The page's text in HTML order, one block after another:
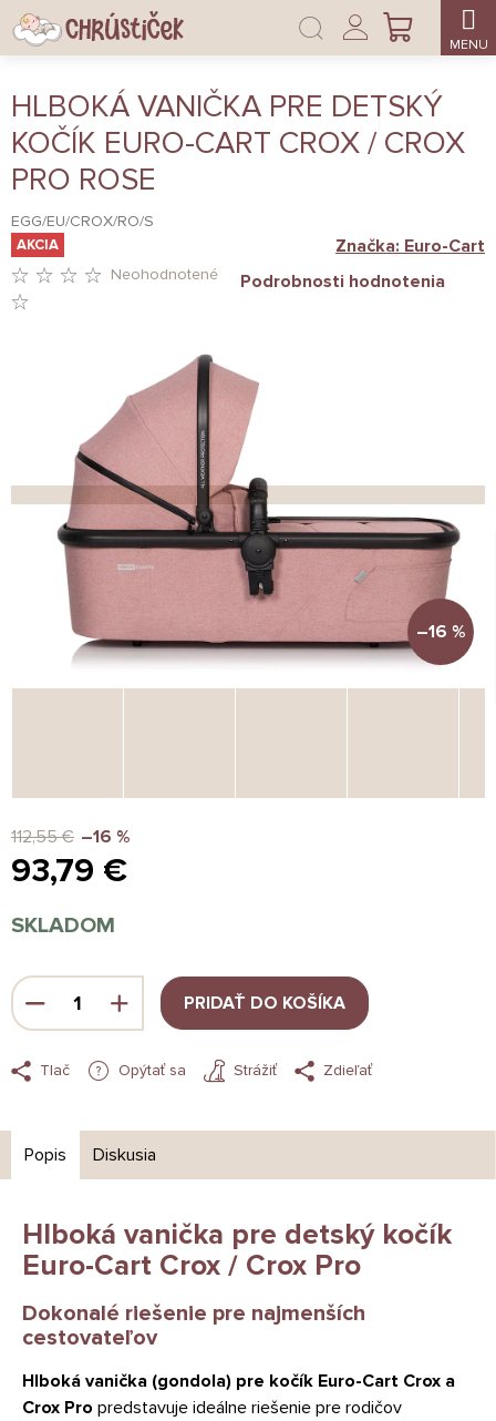
Prejsť
na
obsah
NÁKUPNÝ
Prihlásenie
HLBOKÁ VANIČKA PRE DETSKÝ
KOČÍK EURO-CART CROX / CROX
PRO ROSE
EGG/EU/CROX/RO/S
AKCIA
HVIEZDIČIEK.
Neohodnotené Podrobnosti hodnotenia
Značka: Euro-Cart
–16 %
112,55 € –16 %
93,79 €
cena:
SKLADOM
PRIDAŤ DO KOŠÍKA
Tlač Opýtať sa Strážiť Zdieľať
Popis Diskusia
Hlboká vanička pre detský kočík
Euro-Cart Crox / Crox Pro
Dokonalé riešenie pre najmenších
cestovateľov
Hlboká vanička (gondola) pre kočík Euro-Cart Crox a
Crox Pro predstavuje ideálne riešenie pre rodičov